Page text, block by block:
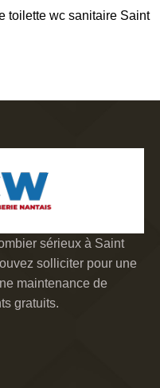
toilette wc sanitaire Saint
sérieux à Saint
solliciter pour une
maintenance de
gratuits.